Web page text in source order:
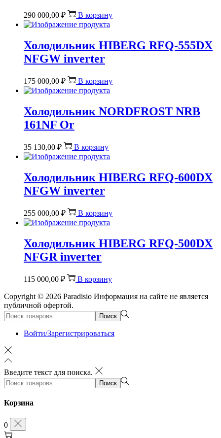
290 000,00 ₽ В корзину
Холодильник HIBERG RFQ-555DX
NFGW inverter
175 000,00 ₽ В корзину
Холодильник NORDFROST NRB
161NF Or
35 130,00 ₽ В корзину
Холодильник HIBERG RFQ-600DX
NFGW inverter
255 000,00 ₽ В корзину
Холодильник HIBERG RFQ-500DX
NFGR inverter
115 000,00 ₽ В корзину
Copyright © 2026 Paradisio Информация на сайте не является
публичной офертой.
Поиск:>
Поиск
Войти/Зарегистрироваться
Введите текст для поиска.
Поиск:>
Поиск
Корзина
0